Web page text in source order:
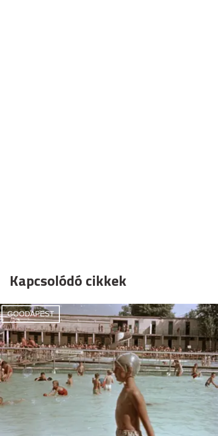
Kapcsolódó cikkek
GOODAPEST